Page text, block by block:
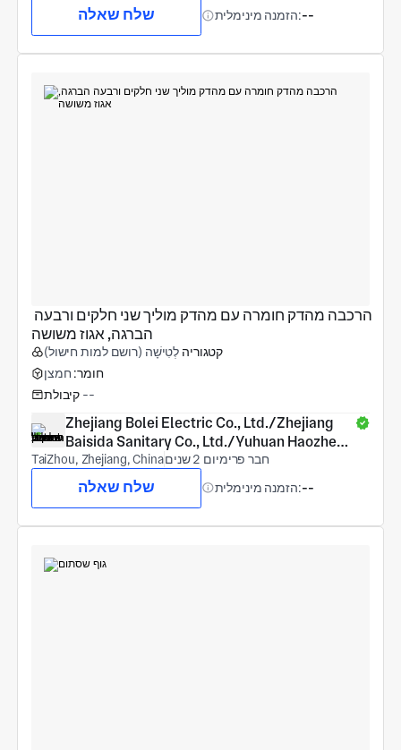
שלח שאלה הזמנה מינימלית:--
הברגה, אגוז משושה
קטגוריה לְטִישָׁה (רושם למות חישול)
חומר: חמצן
קיבולת --
Zhejiang Bolei Electric Co., Ltd./Zhejiang
Baisida Sanitary Co., Ltd./Yuhuan Haozheng
COPPER Products Co., Ltd.
TaiZhou, Zhejiang, China חבר פרימיום 2 שנים
שלח שאלה הזמנה מינימלית:--